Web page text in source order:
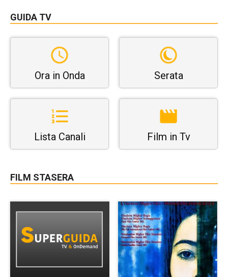
GUIDA TV
Ora in Onda Serata
Lista Canali Film in Tv
FILM STASERA